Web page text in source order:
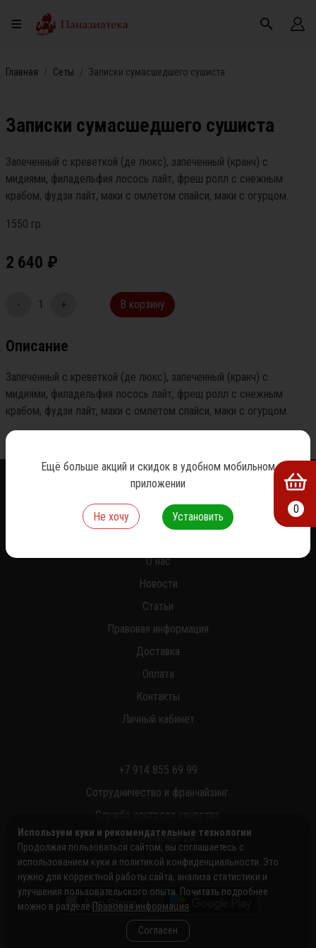
Главная Сеты Записки сумасшедшего сушиста
Записки сумасшедшего сушиста
Запеченный с креветкой (де люкс), запеченный (кранч) с
мидиями, филадельфия лосось лайт, фреш ролл с снежным
крабом, фудзи лайт, маки с омлетом спайси, маки с огурцом.
1550 гр.
2 640 ₽
- 1 + В корзину
Описание
Запеченный с креветкой (де люкс), запеченный (кранч) с
мидиями, филадельфия лосось лайт, фреш ролл с снежным
крабом, фудзи лайт, маки с омлетом спайси, маки с огурцом.
О нас
Новости
Статьи
Правовая информация
Доставка
Оплата
Контакты
Личный кабинет
+7 914 855 69 99
Сотрудничество и франчайзинг.
Служба контроля качества.
ул. Полярная 2А
0
Используем куки и рекомендательные технологии
Продолжая пользоваться сайтом, вы соглашаетесь с
использованием куки и политикой конфиденциальности. Это
нужно для корректной работы сайта, анализа статистики и
улучшения пользовательского опыта. Почитать подробнее
можно в разделе Правовая информация
Согласен
Ещё больше акций и скидок в удобном мобильном
приложении
Не хочу Установить